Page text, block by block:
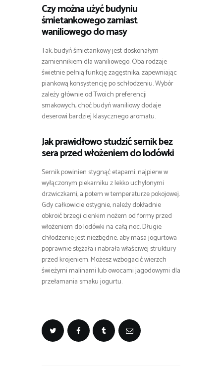
Czy można użyć budyniu
śmietankowego zamiast
waniliowego do masy
Tak, budyń śmietankowy jest doskonałym
zamiennikiem dla waniliowego. Oba rodzaje
świetnie pełnią funkcję zagęstnika, zapewniając
piankową konsystencję po schłodzeniu. Wybór
zależy głównie od Twoich preferencji
smakowych, choć budyń waniliowy dodaje
deserowi bardziej klasycznego aromatu.
Jak prawidłowo studzić sernik bez
sera przed włożeniem do lodówki
Sernik powinien stygnąć etapami: najpierw w
wyłączonym piekarniku z lekko uchylonymi
drzwiczkami, a potem w temperaturze pokojowej.
Gdy całkowicie ostygnie, należy dokładnie
obkroić brzegi cienkim nożem od formy przed
włożeniem do lodówki na całą noc. Długie
chłodzenie jest niezbędne, aby masa jogurtowa
poprawnie stężała i nabrała właściwej struktury
przed krojeniem. Możesz wzbogacić wierzch
świeżymi malinami lub owocami jagodowymi dla
przełamania smaku jogurtu.